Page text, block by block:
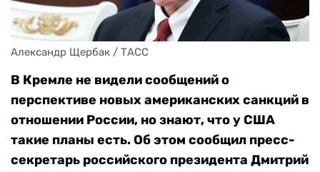
Александр Щербак / ТАСС
В Кремле не видели сообщений о
перспективе новых американских санкций в
отношении России, но знают, что у США
такие планы есть. Об этом сообщил пресс-
секретарь российского президента Дмитрий